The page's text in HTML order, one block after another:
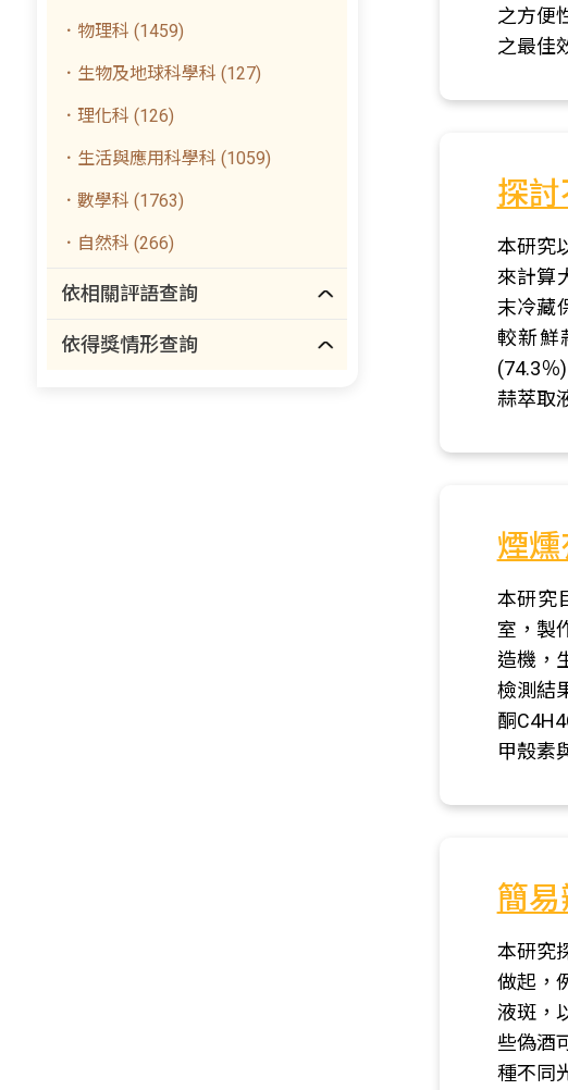
．物理科 (1459)
．生物及地球科學科 (127)
．理化科 (126)
．生活與應用科學科 (1059)
．數學科 (1763)
．自然科 (266)
依相關評語查詢
依得獎情形查詢
之方便
之最佳
探
本研究
來計算
末冷藏
較新鮮
(74.3
蒜萃取
煙
本研究
室，製
造機，
檢測結
酮
甲殼素
簡
本研究
做起，
液斑，
些偽酒
種不同